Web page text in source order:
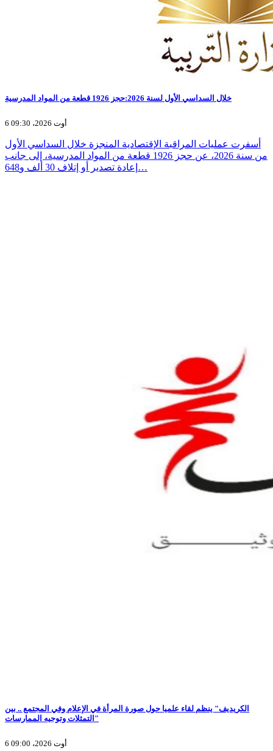
خلال السداسي الأول لسنة 2026:حجز 1926 قطعة من المواد المدرسية
6 أوت 2026، 09:30
أسفرت عمليات المراقبة الإقتصادية المنجزة خلال السداسي الأول
من سنة 2026، عن حجز 1926 قطعة من المواد المدرسية، إلى جانب
إعادة تصدير أو إتلاف 30 ألف و648…
الكريديف" ينظم لقاء علميا حول صورة المرأة في الإعلام وفي المجتمع .. بين
التمثلات وتوجيه الممارسات"
6 أوت 2026، 09:00